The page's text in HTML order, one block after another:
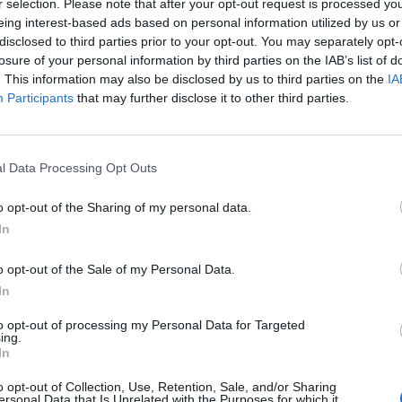
selection. Please note that after your opt-out request is processed
interest-based ads based on personal information utilized by us
to third parties prior to your opt-out. You may separately
of your personal information by third parties on the IAB’s list of
This information may also be disclosed by us to third parties on the
Participants that may further disclose it to other third parties.
Data Processing Opt Outs
opt-out of the Sharing of my personal data.
opt-out of the Sale of my Personal Data.
opt-out of processing my Personal Data for Targeted
opt-out of Collection, Use, Retention, Sale, and/or Sharing
Till skillnad från kommunalt vatten, där kommunen
för att vattnet i brunnen håller bra kvalitet.
ändå innehålla flera föroreningar som påverkar
på föroreningar som inte alltid syns i
brunn. Den typen av brunn tar sitt vatten
än en grävd brunn. Men även här kan det finnas
av kalk, järn och mangan. Järn och mangan märks